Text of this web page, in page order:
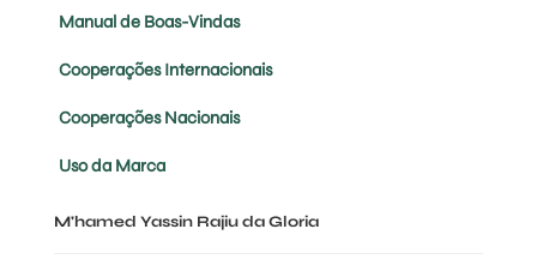
Manual de Boas-Vindas
Cooperações Internacionais
Cooperações Nacionais
Uso da Marca
M'hamed Yassin Rajiu da Gloria